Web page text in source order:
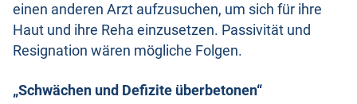
einen anderen Arzt aufzusuchen, um sich für ihre
Haut und ihre Reha einzusetzen. Passivität und
Resignation wären mögliche Folgen.
„Schwächen und Defizite überbetonen“